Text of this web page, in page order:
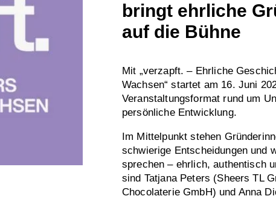
bringt ehrliche
auf die Bühne
Mit „verzapft. – Ehrliche
Wachsen“ startet am 16. Juni
Veranstaltungsformat rund um
persönliche Entwicklung.
Im Mittelpunkt stehen
schwierige Entscheidungen und
sprechen – ehrlich, authentisch
sind Tatjana Peters (Sheers TL
Chocolaterie GmbH) und Anna